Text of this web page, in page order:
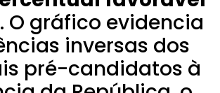
. O gráfico evidencia
inversas dos
pré-candidatos à